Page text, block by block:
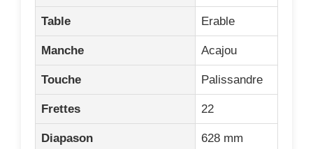
Table Erable
Manche Acajou
Touche Palissandre
Frettes 22
Diapason 628 mm